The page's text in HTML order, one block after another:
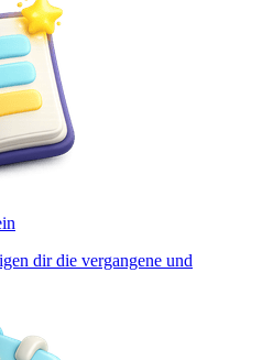
dir die vergangene und